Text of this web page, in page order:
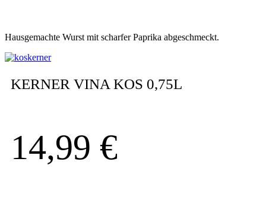
Hausgemachte Wurst mit scharfer Paprika abgeschmeckt.
KERNER VINA KOS 0,75L
14,99 €